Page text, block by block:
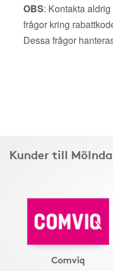
OBS: Kontakta
frågor kring
Dessa frågor
Kunder till
Comviq